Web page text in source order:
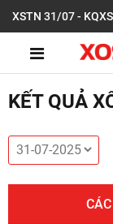
XSTN 31/07 -
KẾT QUẢ